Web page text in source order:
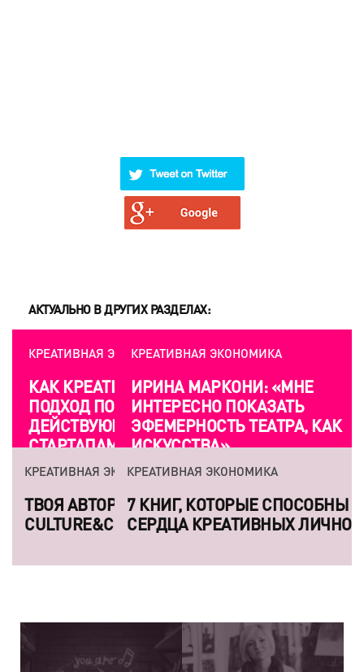
АКТУАЛЬНО В ДРУГИХ РАЗДЕЛАХ:
КРЕАТИВНАЯ ЭКОНОМИКА
ИРИНА МАРКОНИ: «МНЕ
ИНТЕРЕСНО ПОКАЗАТЬ
ЭФЕМЕРНОСТЬ ТЕАТРА, КАК
ИСКУССТВА»
КРЕАТИВНАЯ ЭКОНОМИКА
7 КНИГ, КОТОРЫЕ СПОСОБНЫ ЗАВОЕВАТЬ
СЕРДЦА КРЕАТИВНЫХ ЛИЧНОСТЕЙ